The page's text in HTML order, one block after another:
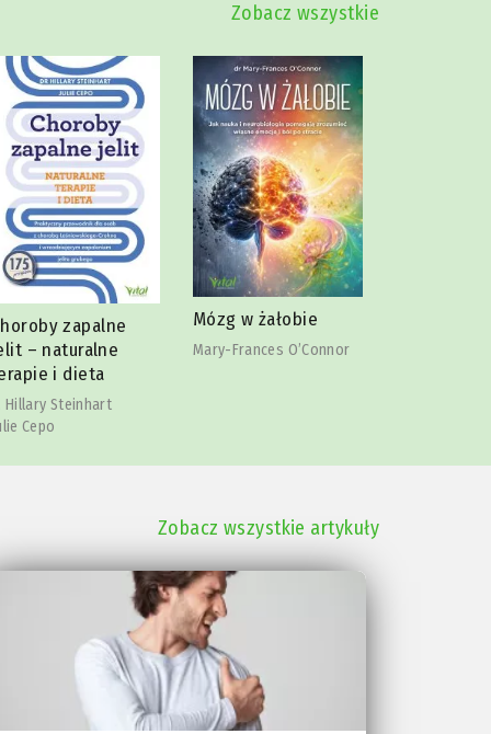
Zobacz wszystkie
zapalne
– naturalne
i dieta
Hillary Steinhart
Cepo
Mózg w żałobie
Mary-Frances O’Connor
Zobacz wszystkie artykuły